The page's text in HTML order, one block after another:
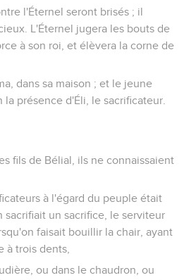
l'Éternel seront brisés ; il
L'Éternel jugera les bouts de
à son roi, et élèvera la corne de
dans sa maison ; et le jeune
présence d'Éli, le sacrificateur.
fils de Bélial, ils ne connaissaient
à l'égard du peuple était
un sacrifice, le serviteur
faisait bouillir la chair, ayant
à trois dents,
ou dans le chaudron, ou